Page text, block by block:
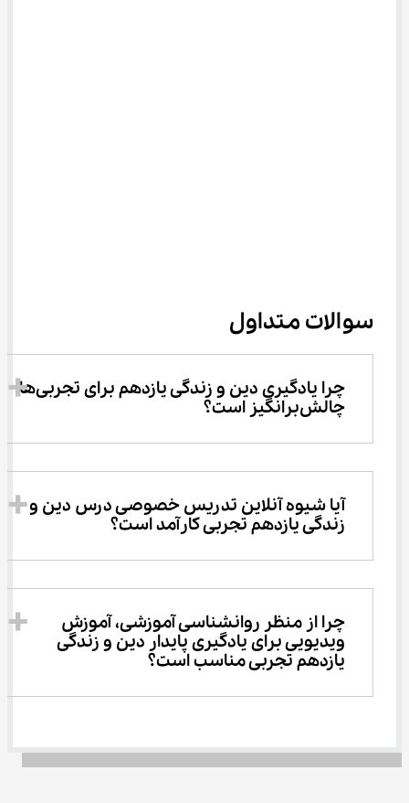
سوالات متداول
چرا یادگیری دین و زندگی یازدهم برای تجربی‌ها
چالش‌برانگیز است؟
آیا شیوه آنلاین تدریس خصوصی درس دین و
زندگی یازدهم تجربی کارآمد است؟
چرا از منظر روانشناسی آموزشی، آموزش
ویدیویی برای یادگیری پایدار دین و زندگی
یازدهم تجربی مناسب است؟